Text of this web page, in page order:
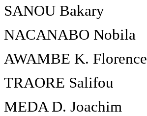
SANOU Bakary
NACANABO Nobila
AWAMBE K. Florence
TRAORE Salifou
MEDA D. Joachim